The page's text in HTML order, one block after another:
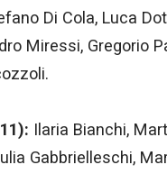
Di Cola, Luca
Miressi, Gregorio
Ilaria Bianchi,
Gabbrielleschi,